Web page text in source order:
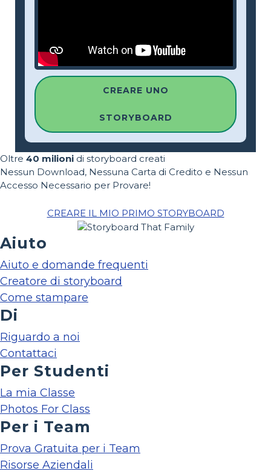
CREARE UNO
STORYBOARD
Oltre 40 milioni di storyboard creati
Nessun Download, Nessuna Carta di Credito e Nessun
Accesso Necessario per Provare!
CREARE IL MIO PRIMO STORYBOARD
Aiuto
Aiuto e domande frequenti
Creatore di storyboard
Come stampare
Di
Riguardo a noi
Contattaci
Per Studenti
La mia Classe
Photos For Class
Per i Team
Prova Gratuita per i Team
Risorse Aziendali